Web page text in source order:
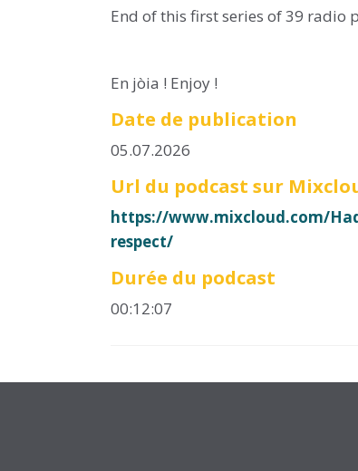
End of this first series of 39 radio
En jòia ! Enjoy !
Date de publication
05.07.2026
Url du podcast sur
https://www.mixcloud.com/
respect/
Durée du podcast
00:12:07